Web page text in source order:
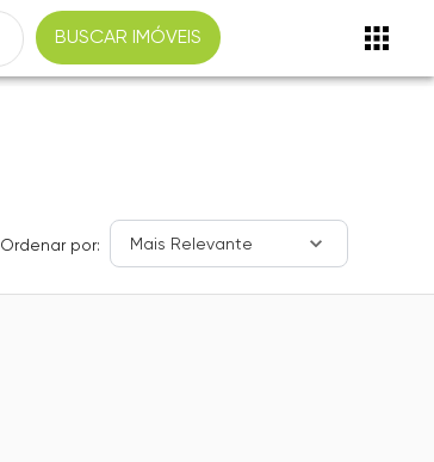
BUSCAR IMÓVEIS
Ordenar por: Mais Relevante